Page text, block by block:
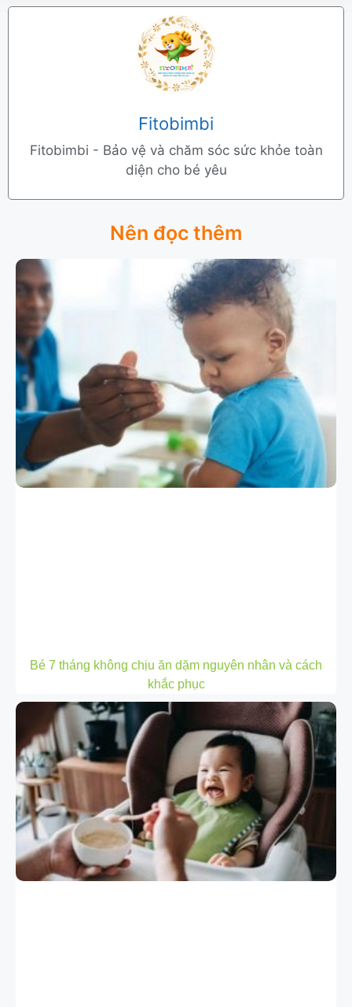
Fitobimbi
Fitobimbi - Bảo vệ và chăm sóc sức khỏe toàn
diện cho bé yêu
Nên đọc thêm
Bé 7 tháng không chịu ăn dặm nguyên nhân và cách
khắc phục